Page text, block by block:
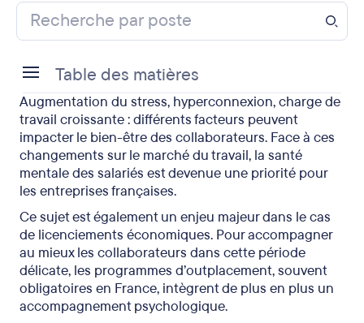
Augmentation du stress, hyperconnexion, charge de
travail croissante : différents facteurs peuvent
impacter le bien-être des collaborateurs. Face à ces
changements sur le marché du travail, la santé
mentale des salariés est devenue une priorité pour
les entreprises françaises.
Ce sujet est également un enjeu majeur dans le cas
de licenciements économiques. Pour accompagner
au mieux les collaborateurs dans cette période
délicate, les programmes d’outplacement, souvent
obligatoires en France, intègrent de plus en plus un
accompagnement psychologique.
Table des matières
Pourquoi l’attention portée à la santé mentale
augmente-t-elle ?
Quelles sont les causes des troubles mentaux ?
Troubles psychologiques liés au licenciement :
comment les gérer en tant qu’employeur ?
L’attention accrue à la santé mentale dans
l’outplacement
Outplacement et santé mentale des salariés : les